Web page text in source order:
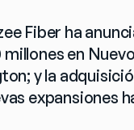
Fiber ha
en
y la
expansiones